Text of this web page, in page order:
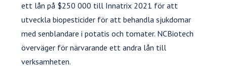
ett lån på $250 000 till Innatrix 2021 för att
utveckla biopesticider för att behandla sjukdomar
med senblandare i potatis och tomater. NCBiotech
överväger för närvarande ett andra lån till
verksamheten.